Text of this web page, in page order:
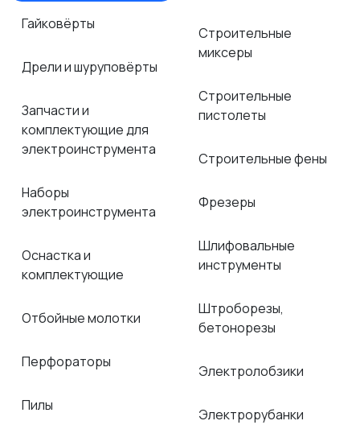
Гайковёрты
Дрели и шуруповёрты
Запчасти и
комплектующие для
электроинструмента
Наборы
электроинструмента
Оснастка и
комплектующие
Отбойные молотки
Перфораторы
Пилы
Строительные
миксеры
Строительные
пистолеты
Строительные фены
Фрезеры
Шлифовальные
инструменты
Штроборезы,
бетонорезы
Электролобзики
Электрорубанки